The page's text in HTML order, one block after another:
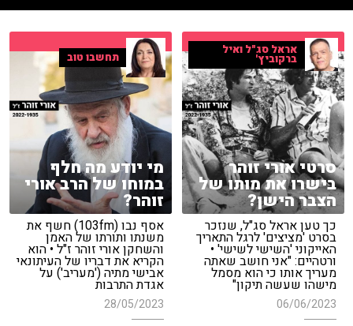
אראל סג"ל ואיל
ברקוביץ'
סרטי אורי זוהר
בישרו את מותו של
הצבר הישן?
כך טען אראל סג"ל, שנזכר
בסרט 'מציצים' לרגל התאריך
האייקוני 'השישי לשישי' •
ורטהיים: "אני חושב שאתה
מעריך אותו כי הוא מסמל
מישהו שעשה תיקון"
06/06/2023
תחשבו טוב
מי יודע מה חלף
במוחו של הרב אורי
זוהר?
אסף נבו (103fm) חשף את
משנתו ותורתו של האמן
והשחקן אורי זוהר ז"ל • הוא
הקריא את דבריו של העיתונאי
אבישי מתיה ('מעריב') על
אגדת התרבות
28/05/2023